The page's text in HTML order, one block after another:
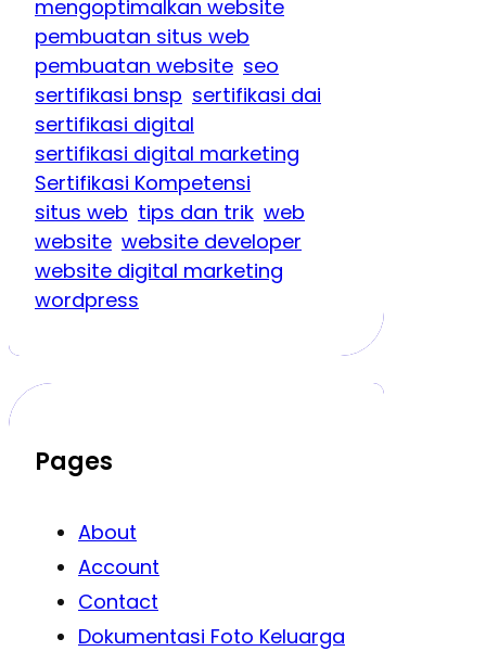
mengoptimalkan website
pembuatan situs web
pembuatan website seo
sertifikasi bnsp sertifikasi dai
sertifikasi digital
sertifikasi digital marketing
Sertifikasi Kompetensi
situs web tips dan trik web
website website developer
website digital marketing
wordpress
Pages
About
Account
Contact
Dokumentasi Foto Keluarga